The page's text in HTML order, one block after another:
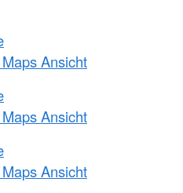
Ansicht
Ansicht
Ansicht